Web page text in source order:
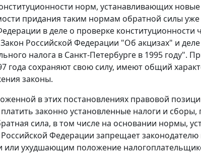
норм, устанавливающих
придания таким нормам обратной силы
вделе о проверке конституционности
Российской Федерации "Об акцизах" и деле
налога в Санкт-Петербурге в 1995 году".
года сохраняют свою силу, имеют общий
законы.
в этих постановлениях правовой
законно установленные налоги и сборы,
сила, в том числе на основании нормы,
Федерации запрещает
или ухудшающим положение